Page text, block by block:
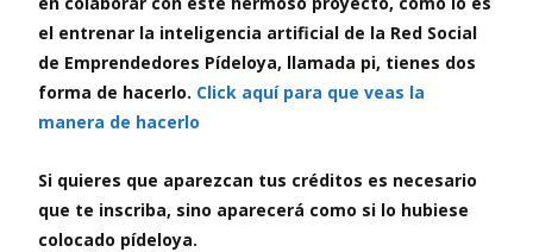
el entrenar la inteligencia artificial de la Red Social
de Emprendedores Pídeloya, llamada pi, tienes dos
forma de hacerlo. Click aquí para que veas la
manera de hacerlo
Si quieres que aparezcan tus créditos es necesario
que te inscriba, sino aparecerá como si lo hubiese
colocado pídeloya.